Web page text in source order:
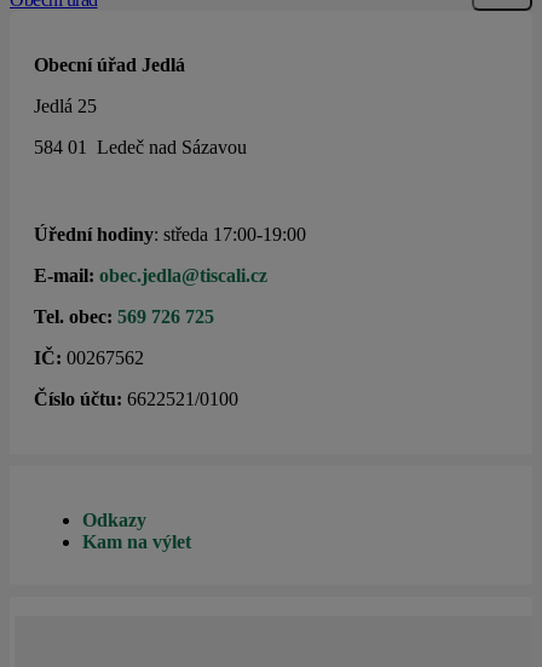
Obecní úřad Jedlá
Jedlá 25
584 01 Ledeč nad Sázavou
Úřední hodiny: středa 17:00-19:00
E-mail: obec.jedla@tiscali.cz
Tel. obec: 569 726 725
IČ: 00267562
Číslo účtu: 6622521/0100
Odkazy
Kam na výlet